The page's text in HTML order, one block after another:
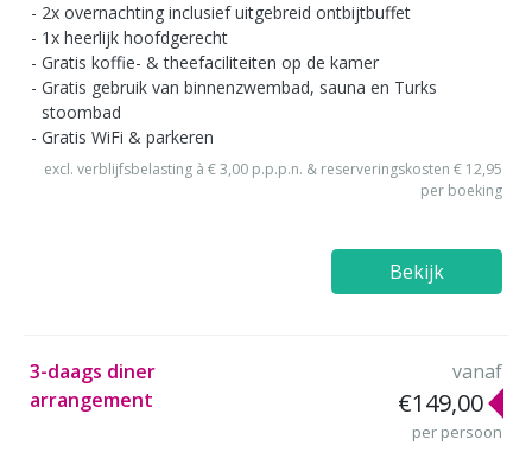
2x overnachting inclusief uitgebreid ontbijtbuffet
1x heerlijk hoofdgerecht
Gratis koffie- & theefaciliteiten op de kamer
Gratis gebruik van binnenzwembad, sauna en Turks
stoombad
Gratis WiFi & parkeren
excl. verblijfsbelasting à € 3,00 p.p.p.n. & reserveringskosten € 12,95
per boeking
Bekijk
3-daags diner
arrangement
vanaf
€149,00
per persoon